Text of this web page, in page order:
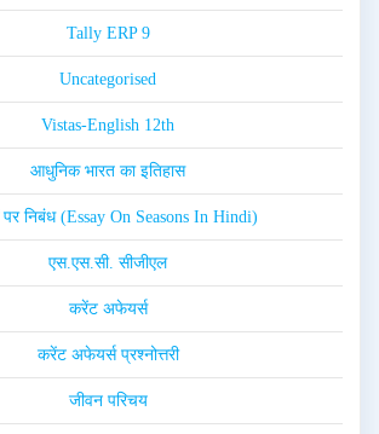
Tally ERP 9
Uncategorised
Vistas-English 12th
आधुनिक भारत का इतिहास
निबंध (Essay On Seasons In Hindi)
एस.एस.सी. सीजीएल
करेंट अफेयर्स
करेंट अफेयर्स प्रश्नोत्तरी
जीवन परिचय